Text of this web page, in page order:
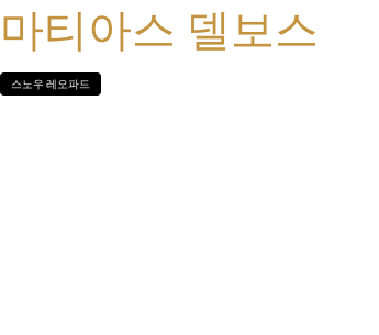
마티아스 델보스
스노우 레오파드